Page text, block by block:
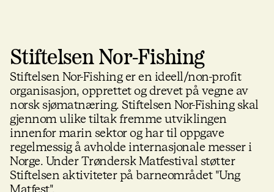
Stiftelsen Nor-Fishing
Stiftelsen Nor-Fishing er en ideell/non-profit
organisasjon, opprettet og drevet på vegne av
norsk sjømatnæring. Stiftelsen Nor-Fishing skal
gjennom ulike tiltak fremme utviklingen
innenfor marin sektor og har til oppgave
regelmessig å avholde internasjonale messer i
Norge. Under Trøndersk Matfestival støtter
Stiftelsen aktiviteter på barneområdet "Ung